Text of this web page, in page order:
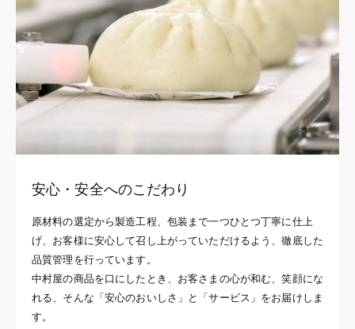
安心・安全へのこだわり
原材料の選定から製造工程、包装まで一つひとつ丁寧に仕上
げ、お客様に安心して召し上がっていただけるよう、徹底した
品質管理を行っています。
中村屋の商品を口にしたとき、お客さまの心が和む、笑顔にな
れる、そんな「安心のおいしさ」と「サービス」をお届けしま
す。